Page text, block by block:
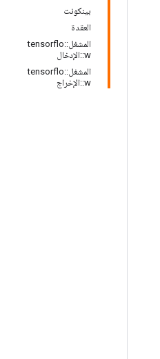
بينكونت
العقدة
المشغل::tensorflo
w::الإدخال
المشغل::tensorflo
w::الإخراج